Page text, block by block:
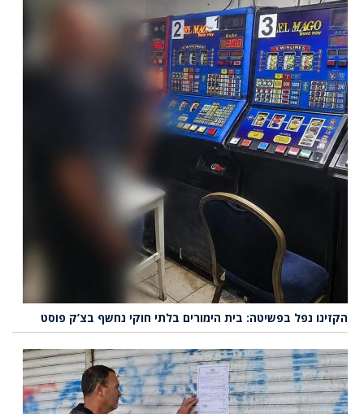
הקזינו נפל בפשיטה: בית הימורים בלתי חוקי נחשף בצ’ק פוסט